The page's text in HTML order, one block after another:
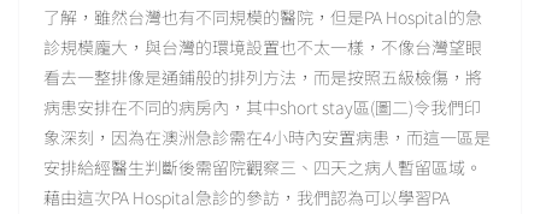
了解，雖然台灣也有不同規模的醫院，但是PA Hospital的急
診規模龐大，與台灣的環境設置也不太一樣，不像台灣望眼
看去一整排像是通鋪般的排列方法，而是按照五級檢傷，將
病患安排在不同的病房內，其中short stay區(圖二)令我們印
象深刻，因為在澳洲急診需在4小時內安置病患，而這一區是
安排給經醫生判斷後需留院觀察三、四天之病人暫留區域。
藉由這次PA Hospital急診的參訪，我們認為可以學習PA